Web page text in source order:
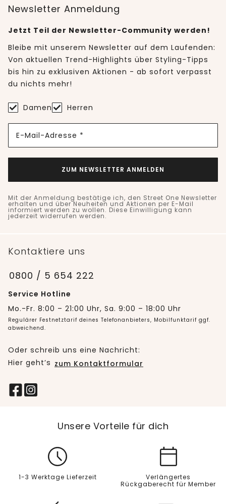
Newsletter Anmeldung
Jetzt Teil der Newsletter-Community werden!
Bleibe mit unserem Newsletter auf dem Laufenden:
Von aktuellen Trend-Highlights über Styling-Tipps
bis hin zu exklusiven Aktionen - ab sofort verpasst
du nichts mehr!
Damen Herren
E-Mail-Adresse *
ZUM NEWSLETTER ANMELDEN
Mit der Anmeldung bestätige ich, den Street One Newsletter
erhalten und über Neuheiten und Aktionen per E-Mail
informiert werden zu wollen. Diese Einwilligung kann
jederzeit widerrufen werden.
Kontaktiere uns
0800 / 5 654 222
Service Hotline
Mo.-Fr. 8:00 – 21:00 Uhr, Sa. 9:00 – 18:00 Uhr
Regulärer Festnetztarif deines Telefonanbieters, Mobilfunktarif ggf.
abweichend.
Oder schreib uns eine Nachricht:
Hier geht’s zum Kontaktformular
Unsere Vorteile für dich
1-3 Werktage Lieferzeit
Verlängertes
Rückgaberecht für Member